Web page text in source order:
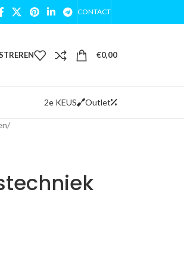
CONTACT
€0,00
2e KEUS Outlet
/